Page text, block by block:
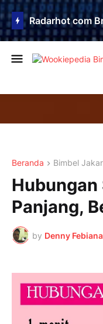
Beranda Bimbel
Hubungan
Panjang,
by Denny